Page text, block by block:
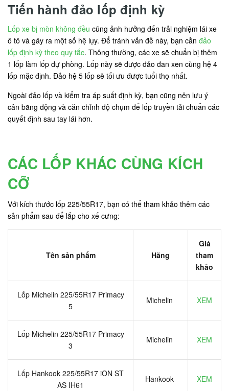
Tiến hành đảo lốp định kỳ
Lốp xe bị mòn không đều cũng ảnh hưởng đến trải nghiệm lái xe
ô tô và gây ra một số hệ lụy. Để tránh vấn đề này, bạn cần đảo
lốp định kỳ theo quy tắc. Thông thường, các xe sẽ chuẩn bị thêm
1 lốp làm lốp dự phòng. Lốp này sẽ được đảo đan xen cùng hệ 4
lốp mặc định. Đảo hệ 5 lốp sẽ tối ưu được tuổi thọ nhất.
Ngoài đảo lốp và kiểm tra áp suất định kỳ, bạn cũng nên lưu ý
cân bằng động và căn chỉnh độ chụm để lốp truyền tải chuẩn các
quyết định sau tay lái hơn.
CÁC LỐP KHÁC CÙNG KÍCH
CỠ
Với kích thước lốp 225/55R17, bạn có thể tham khảo thêm các
sản phẩm sau để lắp cho xế cưng:
Tên sản phẩm Hãng
Giá
tham
khảo
Lốp Michelin 225/55R17 Primacy
5
Michelin XEM
Lốp Michelin 225/55R17 Primacy
3
Michelin XEM
Lốp Hankook 225/55R17 iON ST
AS IH61
Hankook XEM